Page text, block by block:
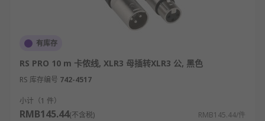
止外界电磁干扰，提高信号传输的清晰度。
防水卡侬线：具有防水功能，适用于户外或潮
湿环境下的音响系统使用。
卡侬线的规格
线径：0.5-1.0mm，专业款线径更粗，传输更稳
定。
有库存
RS PRO 10 m 卡侬线, XLR3 母插转XLR3 公, 黑色
RS 库存编号 742-4517
小计（1 件）
RMB145.44(不含税) RMB145.44/件